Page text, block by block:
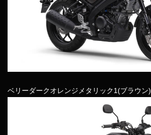
ベリーダークオレンジメタリック1(ブラウン)